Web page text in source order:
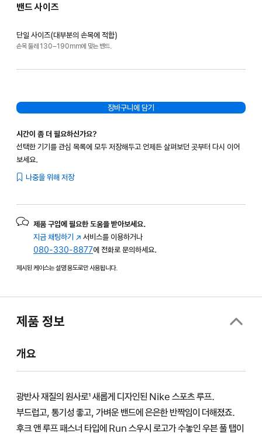
밴드 사이즈
단일 사이즈(대부분의 손목에 적합)
손목 둘레 130–190mm에 맞는 밴드.
장바구니에 담기
시간이 좀 더 필요하신가요?
선택한 기기를 관심 목록에 모두 저장해두고 언제든 살펴보던 곳부터 다시 이어
보세요.
나중을 위해 저장
제품 구입에 필요한 도움을 받아보세요.
지금 채팅하기 (새
창에서
열림)
서비스를 이용하거나
080-330-8877에 전화로 문의하세요.
제시된 케이스는 설명 용도로만 사용됩니다.
제품 정보
개요
광반사 재질의 원사로¹ 새롭게 디자인된 Nike 스포츠 루프.
부드럽고, 통기성 좋고, 가벼운 밴드에 은은한 반짝임이 더해졌죠.
후크 앤 루프 패스너 타입에 Run 스우시 로고가 수놓인 우븐 풀 탭이